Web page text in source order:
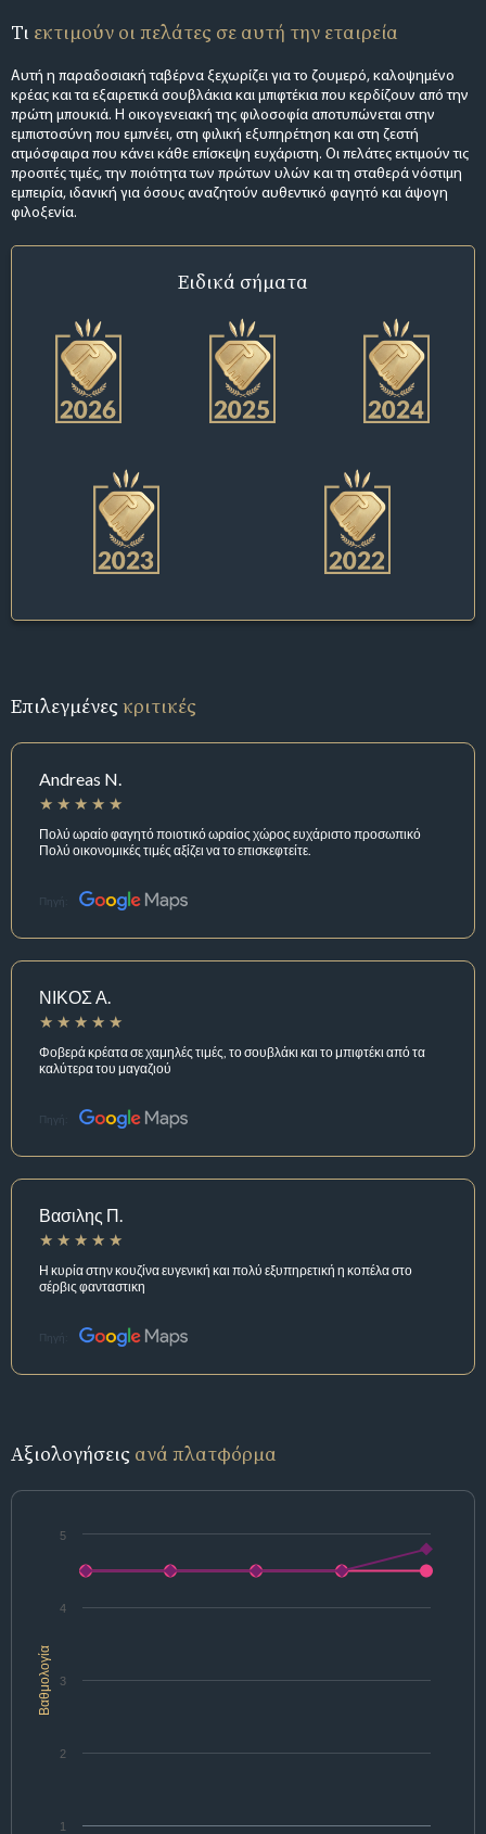
Τι εκτιμούν οι πελάτες σε αυτή την εταιρεία
Αυτή η παραδοσιακή ταβέρνα ξεχωρίζει για το ζουμερό, καλοψημένο
κρέας και τα εξαιρετικά σουβλάκια και μπιφτέκια που κερδίζουν από την
πρώτη μπουκιά. Η οικογενειακή της φιλοσοφία αποτυπώνεται στην
εμπιστοσύνη που εμπνέει, στη φιλική εξυπηρέτηση και στη ζεστή
ατμόσφαιρα που κάνει κάθε επίσκεψη ευχάριστη. Οι πελάτες εκτιμούν τις
προσιτές τιμές, την ποιότητα των πρώτων υλών και τη σταθερά νόστιμη
εμπειρία, ιδανική για όσους αναζητούν αυθεντικό φαγητό και άψογη
φιλοξενία.
Ειδικά σήματα
Επιλεγμένεςκριτικές
Andreas N.
Πολύ ωραίο φαγητό ποιοτικό ωραίος χώρος ευχάριστο προσωπικό
Πολύ οικονομικές τιμές αξίζει να το επισκεφτείτε.
Πηγή:
ΝΙΚΟΣ Α.
Φοβερά κρέατα σε χαμηλές τιμές, το σουβλάκι και το μπιφτέκι από τα
καλύτερα του μαγαζιού
Πηγή:
Βασιλης Π.
Η κυρία στην κουζίνα ευγενική και πολύ εξυπηρετική η κοπέλα στο
σέρβις φανταστικη
Πηγή:
Αξιολογήσεις ανά πλατφόρμα
Βαθμολογία
1
2
3
4
5